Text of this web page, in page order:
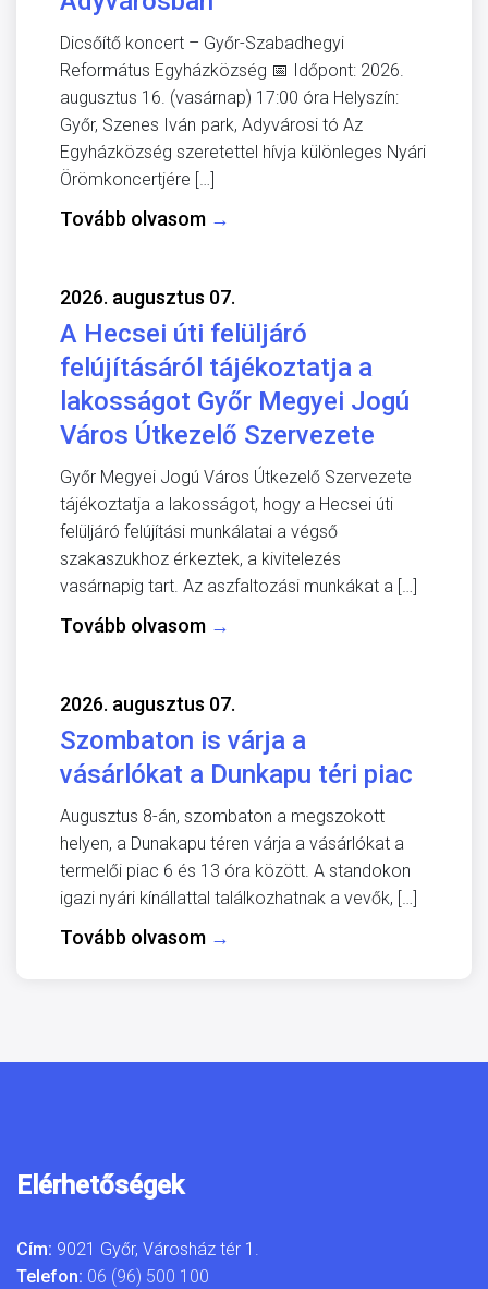
Dicsőítő koncert – Győr-Szabadhegyi
Református Egyházközség 📅 Időpont: 2026.
augusztus 16. (vasárnap) 17:00 óra Helyszín:
Győr, Szenes Iván park, Adyvárosi tó Az
Egyházközség szeretettel hívja különleges Nyári
Örömkoncertjére […]
Tovább olvasom →
2026. augusztus 07.
A Hecsei úti felüljáró
felújításáról tájékoztatja a
lakosságot Győr Megyei Jogú
Város Útkezelő Szervezete
Győr Megyei Jogú Város Útkezelő Szervezete
tájékoztatja a lakosságot, hogy a Hecsei úti
felüljáró felújítási munkálatai a végső
szakaszukhoz érkeztek, a kivitelezés
vasárnapig tart. Az aszfaltozási munkákat a […]
Tovább olvasom →
2026. augusztus 07.
Szombaton is várja a
vásárlókat a Dunkapu téri piac
Augusztus 8-án, szombaton a megszokott
helyen, a Dunakapu téren várja a vásárlókat a
termelői piac 6 és 13 óra között. A standokon
igazi nyári kínállattal találkozhatnak a vevők, […]
Tovább olvasom →
Elérhetőségek
Cím: 9021 Győr, Városház tér 1.
Telefon: 06 (96) 500 100